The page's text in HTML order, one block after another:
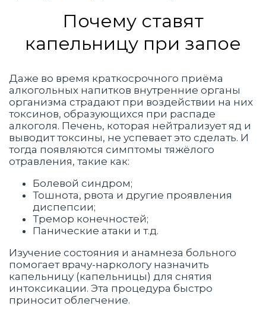
Почему ставят
капельницу при запое
Даже во время краткосрочного приёма
алкогольных напитков внутренние органы
организма страдают при воздействии на них
токсинов, образующихся при распаде
алкоголя. Печень, которая нейтрализует яд и
выводит токсины, не успевает это сделать. И
тогда появляются симптомы тяжёлого
отравления, такие как:
Болевой синдром;
Тошнота, рвота и другие проявления
диспепсии;
Тремор конечностей;
Панические атаки и т.д.
Изучение состояния и анамнеза больного
помогает врачу-наркологу назначить
капельницу (капельницы) для снятия
интоксикации. Эта процедура быстро
приносит облегчение.